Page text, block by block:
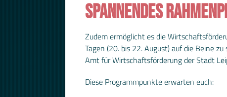
SPANNENDES
Zudem ermöglicht es die
Tagen (20. bis 22. August) auf die Beine
Amt für Wirtschaftsförderung der Stadt
Diese Programmpunkte erwarten euch: